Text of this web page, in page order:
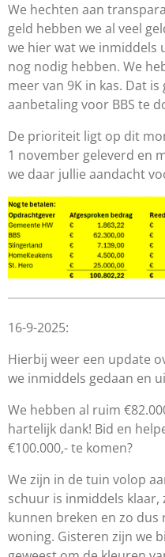
We hechten aan
geld hebben we al veel
we hier wat we inmiddels
nog nodig hebben. We
meer van 9K in kas. Dat
aanbetaling voor BBS te
De prioriteit ligt op dit
1 november geleverd en
we daar jullie aandacht
16-9-2025:
Hierbij weer een update
we inmiddels gedaan en
We hebben al ruim
hartelijk dank! Bid en
€100.000,- te komen?
We zijn in de tuin volop
schuur is inmiddels
kunnen breken en zo
woning. Gisteren zijn we